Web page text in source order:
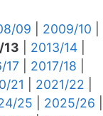
09 2009/10
13 2013/14
17 2017/18
21 2021/22
25 2025/26